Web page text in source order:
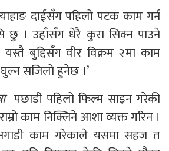
दाईसँग पहिलो पटक काम गर्न
छु । उहाँसँग धेरै कुरा सिक्न पाउने
बुद्दिसँग वीर विक्रम २मा काम
सजिलो हुनेछ ।’
पछाडी पहिलो फिल्म साइन गरेकी
राम्रो काम निक्लिने आशा व्यक्त गरिन ।
काम गरेकाले यसमा सहज त